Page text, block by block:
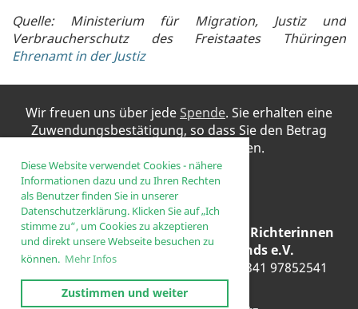
Diese Website verwendet Cookies - nähere
Informationen dazu und zu Ihren Rechten
als Benutzer finden Sie in unserer
Datenschutzerklärung. Klicken Sie auf „Ich
stimme zu“, um Cookies zu akzeptieren
und direkt unsere Webseite besuchen zu
können. Mehr Infos
Zustimmen und weiter
Quelle: Ministerium für Migration, Justiz und
Verbraucherschutz des Freistaates Thüringen
Ehrenamt in der Justiz
Wir freuen uns über jedeSpende. Sie erhalten eine
Zuwendungsbestätigung, so dass Sie den Betrag
können.
© Vereinigung der Ehrenamtlichen Richterinnen
und Richter Mitteldeutschlands e.V.
E-Mailvorstand@verm.email • Tel. 0341 97852541